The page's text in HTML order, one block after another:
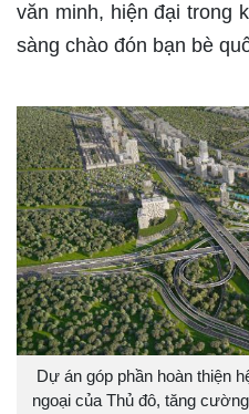
văn minh, hiện đại trong
sàng chào đón bạn bè
Dự án góp phần hoàn thiện
ngoại của Thủ đô, tăng